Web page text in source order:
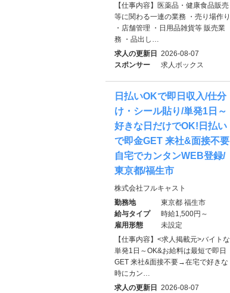
【仕事内容】医薬品・健康食品販売
等に関わる一連の業務 ・売り場作り
・店舗管理 ・日用品雑貨等 販売業
務 ・品出し…
求人の更新日
2026-08-07
スポンサー
求人ボックス
日払いOKで即日収入/仕分
け・シール貼り/単発1日～
好きな日だけでOK!日払い
で即金GET 来社&面接不要
自宅でカンタンWEB登録/
東京都/福生市
株式会社フルキャスト
勤務地
東京都 福生市
給与タイプ
時給1,500円～
雇用形態
未設定
【仕事内容】<求人掲載元>バイトな
単発1日～OK&お給料は最短で即日
GET 来社&面接不要→在宅で好きな
時にカン…
求人の更新日
2026-08-07